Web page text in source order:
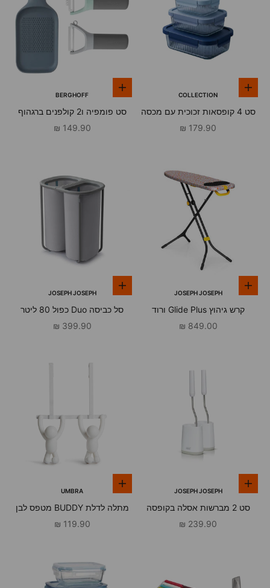
הוספה לסלCOLLECTION
סט 4 קופסאות זכוכית עם מכסה
MULTI גווני כחולמחיר מבצע
179.90 ₪
הוספה לסלBERGHOFF
סט פומפיה ו2 קולפנים ברגהוף
מחיר מבצע
149.90 ₪
הוספה לסלJOSEPH JOSEPH
קרש גיהוץ Glide Plus ורוד
מחיר מבצע
849.00 ₪
הוספה לסלJOSEPH JOSEPH
סל כביסה Duo כפול 80 ליטר
אפור
מחיר מבצע
399.90 ₪
הוספה לסלJOSEPH JOSEPH
סט 2 מברשות אסלה בקופסה
FLEX LITE אפור
מחיר מבצע
239.90 ₪
הוספה לסל UMBRA
מתלה לדלת BUDDY מטפס לבן
מחיר מבצע
119.90 ₪